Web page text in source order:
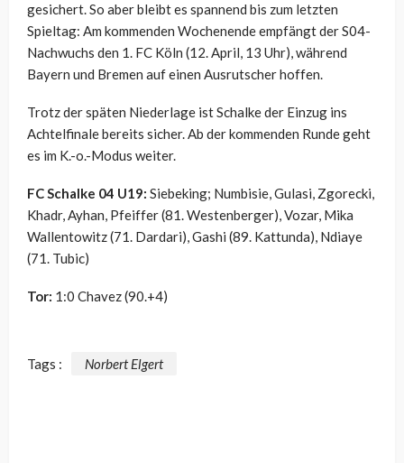
gesichert. So aber bleibt es spannend bis zum letzten
Spieltag: Am kommenden Wochenende empfängt der S04-
Nachwuchs den 1. FC Köln (12. April, 13 Uhr), während
Bayern und Bremen auf einen Ausrutscher hoffen.
Trotz der späten Niederlage ist Schalke der Einzug ins
Achtelfinale bereits sicher. Ab der kommenden Runde geht
es im K.-o.-Modus weiter.
FC Schalke 04 U19: Siebeking; Numbisie, Gulasi, Zgorecki,
Khadr, Ayhan, Pfeiffer (81. Westenberger), Vozar, Mika
Wallentowitz (71. Dardari), Gashi (89. Kattunda), Ndiaye
(71. Tubic)
Tor: 1:0 Chavez (90.+4)
Tags : Norbert Elgert